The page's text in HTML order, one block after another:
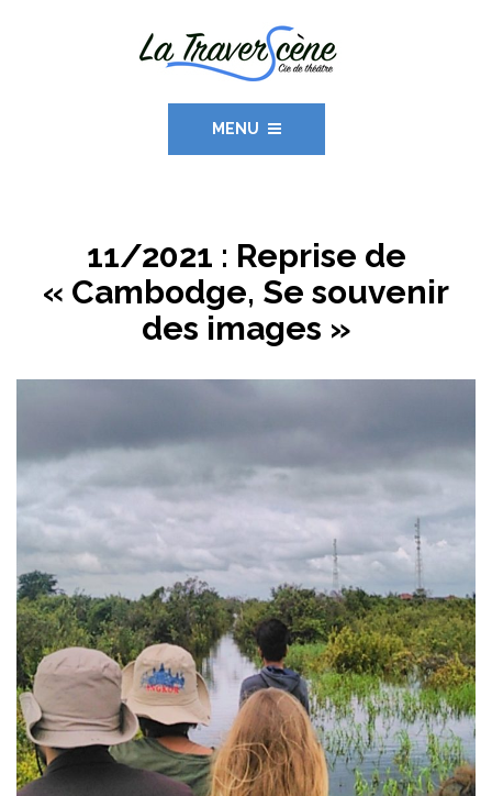
MENU
11/2021 : Reprise de
« Cambodge, Se souvenir
des images »